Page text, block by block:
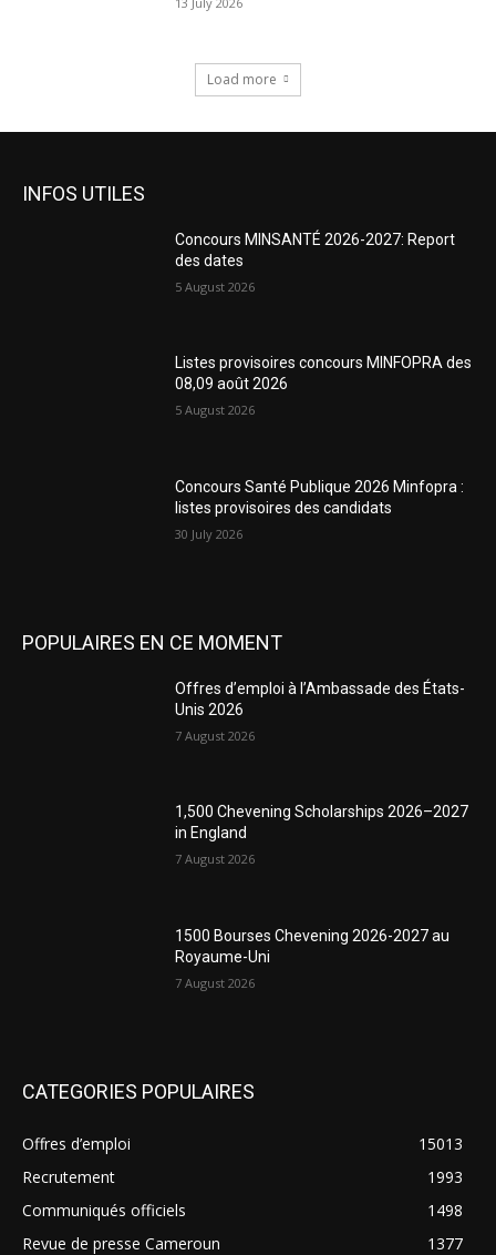
Load more
INFOS UTILES
Concours MINSANTÉ 2026-2027: Report
des dates
5 August 2026
Listes provisoires concours MINFOPRA des
08,09 août 2026
5 August 2026
Concours Santé Publique 2026 Minfopra :
listes provisoires des candidats
30 July 2026
POPULAIRES EN CE MOMENT
Offres d’emploi à l’Ambassade des États-
Unis 2026
7 August 2026
1,500 Chevening Scholarships 2026–2027
in England
7 August 2026
1500 Bourses Chevening 2026-2027 au
Royaume-Uni
7 August 2026
CATEGORIES POPULAIRES
Offres d’emploi
15013
Recrutement
1993
Communiqués officiels
1498
Revue de presse Cameroun
1377